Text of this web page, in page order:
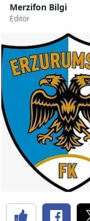
Merzifon Bilgi
Editör